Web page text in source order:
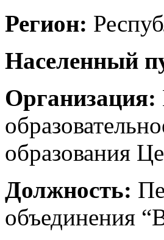
Регион:
Населенный
Организация:
образования
Должность:
объединения